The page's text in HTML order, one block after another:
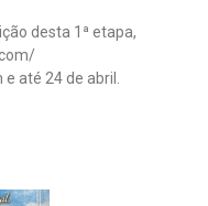
desta 1ª etapa,
até 24 de abril.